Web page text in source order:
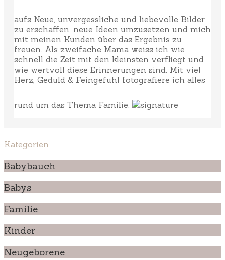
aufs Neue, unvergessliche und liebevolle Bilder
zu erschaffen, neue Ideen umzusetzen und mich
mit meinen Kunden über das Ergebnis zu
freuen. Als zweifache Mama weiss ich wie
schnell die Zeit mit den kleinsten verfliegt und
wie wertvoll diese Erinnerungen sind. Mit viel
Herz, Geduld & Feingefühl fotografiere ich alles
rund um das Thema Familie.
Kategorien
Babybauch
Babys
Familie
Kinder
Neugeborene